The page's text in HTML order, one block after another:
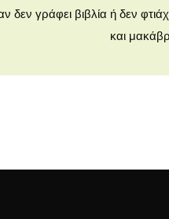
δεν γράφει βιβλία ή δεν
και